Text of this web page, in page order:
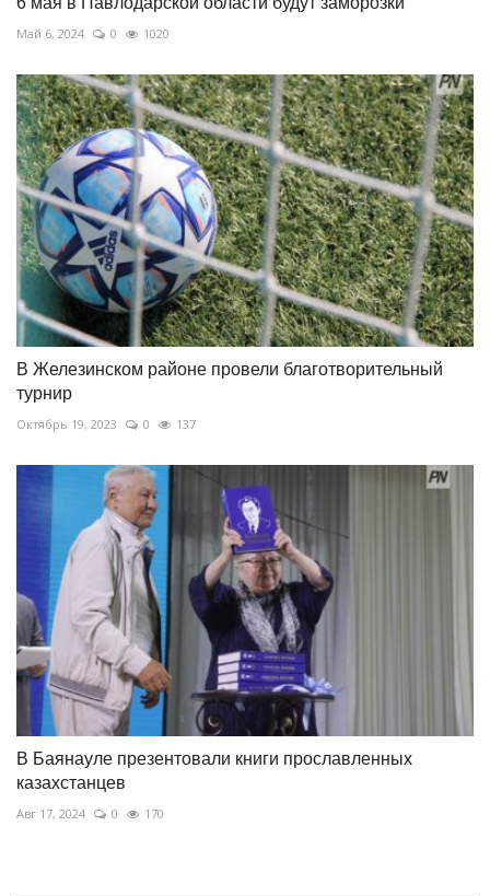
Май 6, 2024 0 1020
В Железинском районе провели благотворительный
турнир
Октябрь 19, 2023 0 137
В Баянауле презентовали книги прославленных
казахстанцев
Авг 17, 2024 0 170